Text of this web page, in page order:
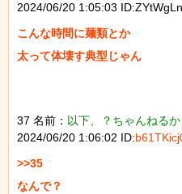
2024/06/20 1:05:03
こんな時間に麺類とか
太って体壊す典型じゃん
37 名前： 以下、？ちゃんねる
2024/06/20 1:06:02 ID:
>>35
なんで？